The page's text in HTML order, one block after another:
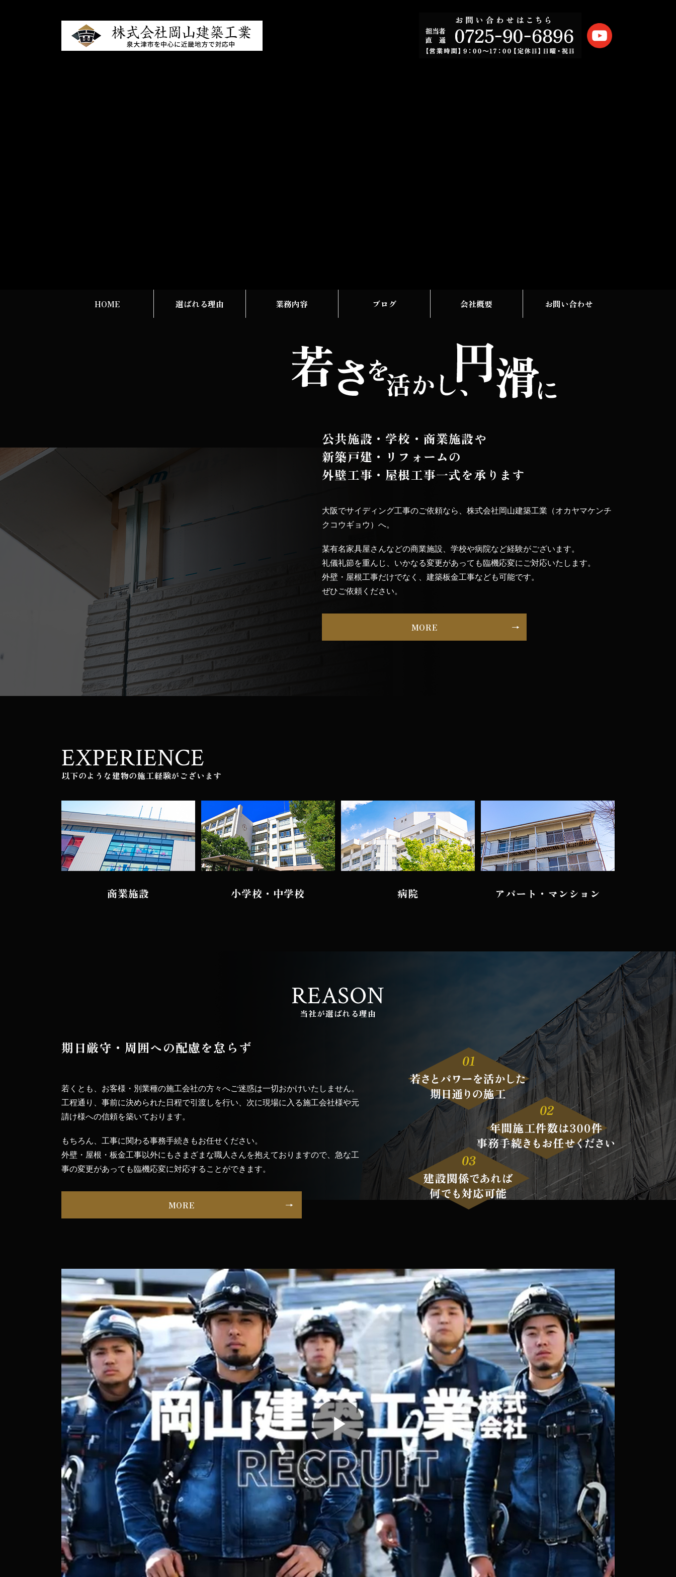
HOME 選ばれる理由 業務内容 ブログ 会社概要 お問い合わせ
公共施設・学校・商業施設や
新築戸建・リフォームの
外壁工事・屋根工事一式を承ります
大阪でサイディング工事のご依頼なら、株式会社岡山建築工業（オカヤマケンチ
クコウギョウ）へ。
某有名家具屋さんなどの商業施設、学校や病院など経験がございます。
礼儀礼節を重んじ、いかなる変更があっても臨機応変にご対応いたします。
外壁・屋根工事だけでなく、建築板金工事なども可能です。
ぜひご依頼ください。
MORE
EXPERIENCE
以下のような建物の施工経験がございます
商業施設 小学校・中学校 病院 アパート・マンション
REASON
当社が選ばれる理由
期日厳守・周囲への配慮を怠らず
若くとも、お客様・別業種の施工会社の方々へご迷惑は一切おかけいたしません。
工程通り、事前に決められた日程で引渡しを行い、次に現場に入る施工会社様や元
請け様への信頼を築いております。
もちろん、工事に関わる事務手続きもお任せください。
外壁・屋根・板金工事以外にもさまざまな職人さんを抱えておりますので、急な工
事の変更があっても臨機応変に対応することができます。
MORE
Play
Video